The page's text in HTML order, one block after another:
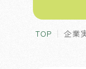
TOP 企業